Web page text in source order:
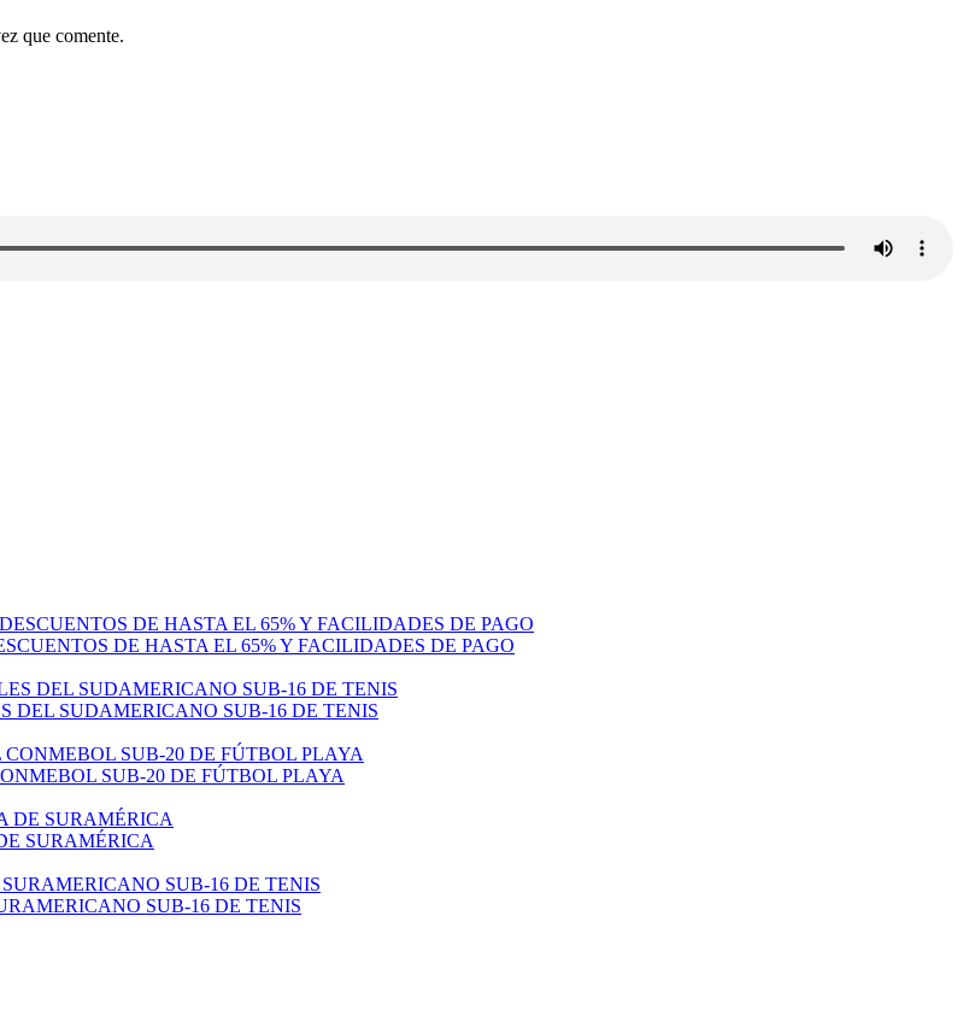
que comente.
DE HASTA EL 65% Y FACILIDADES DE PAGO
DEL SUDAMERICANO SUB-16 DE TENIS
SUB-20 DE FÚTBOL PLAYA
SURAMÉRICA
SUB-16 DE TENIS